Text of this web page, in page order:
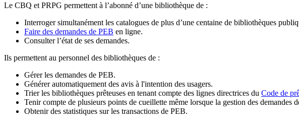
Le CBQ et PRPG permettent à l’abonné d’une bibliothèque de :
Interroger simultanément les catalogues de plus d’une centaine de bibliothèques
Faire des demandes de PEB en ligne.
Consulter l’état de ses demandes.
Ils permettent au personnel des bibliothèques de :
Gérer les demandes de PEB.
Générer automatiquement des avis à l'intention des usagers.
Trier les bibliothèques prêteuses en tenant compte des lignes directrices du Code de
Tenir compte de plusieurs points de cueillette même lorsque la gestion des demandes
Obtenir des statistiques sur les transactions de PEB.